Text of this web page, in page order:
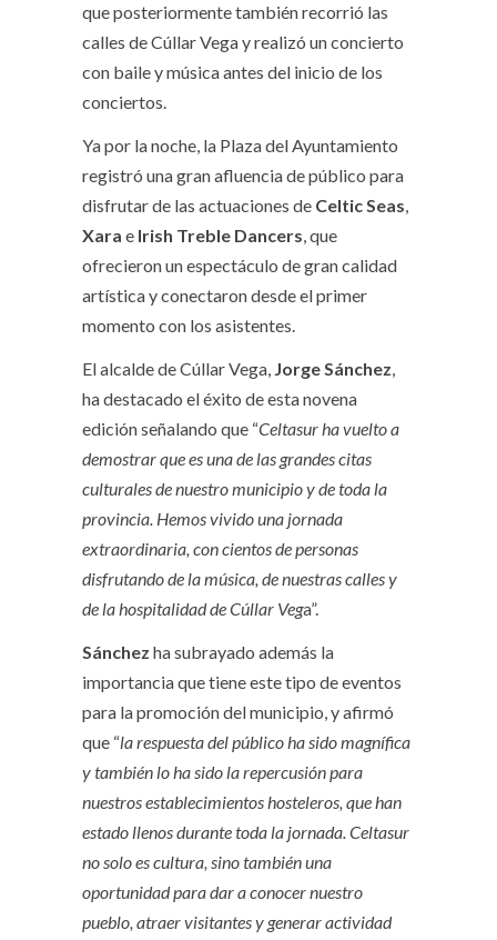
que posteriormente también recorrió las
calles de Cúllar Vega y realizó un concierto
con baile y música antes del inicio de los
conciertos.
Ya por la noche, la Plaza del Ayuntamiento
registró una gran afluencia de público para
disfrutar de las actuaciones de Celtic Seas,
Xara e Irish Treble Dancers, que
ofrecieron un espectáculo de gran calidad
artística y conectaron desde el primer
momento con los asistentes.
El alcalde de Cúllar Vega, JorgeSánchez,
ha destacado el éxito de esta novena
edición señalando que “Celtasur ha vuelto a
demostrar que es una de las grandes citas
culturales de nuestro municipio y de toda la
provincia. Hemos vivido una jornada
extraordinaria, con cientos de personas
disfrutando de la música, de nuestras calles y
de la hospitalidad de Cúllar Vega”.
Sánchez ha subrayado además la
importancia que tiene este tipo de eventos
para la promoción del municipio, y afirmó
que “la respuesta del público ha sido magnífica
y también lo ha sido la repercusión para
nuestros establecimientos hosteleros, que han
estado llenos durante toda la jornada. Celtasur
no solo es cultura, sino también una
oportunidad para dar a conocer nuestro
pueblo, atraer visitantes y generar actividad